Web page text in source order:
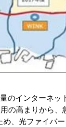
量のインターネッ
の高まりから、
め、光ファイバ